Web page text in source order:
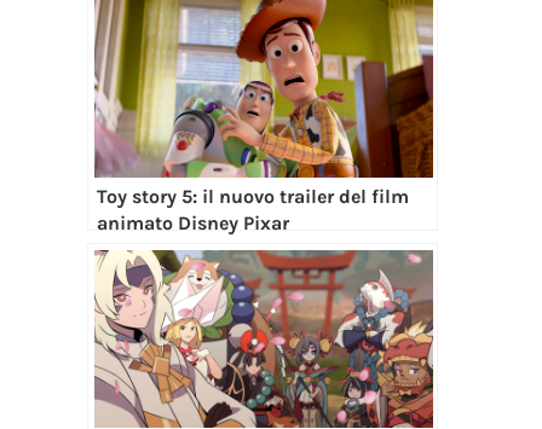
Toy story 5: il nuovo trailer del film
animato Disney Pixar